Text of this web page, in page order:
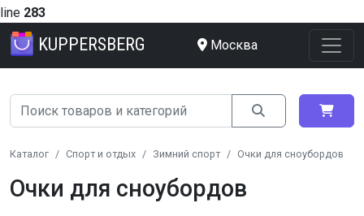
line 283
KUPPERSBERG Москва
Каталог Спорт и отдых Зимний спорт Очки для сноубордов
Очки для сноубордов